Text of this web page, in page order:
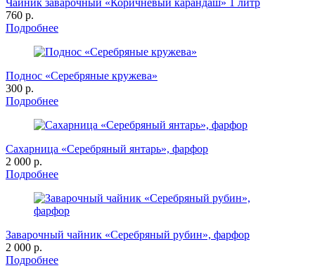
Чайник заварочный «Коричневый карандаш» 1 литр
760 р.
Подробнее
Поднос «Серебряные кружева»
300 р.
Подробнее
Сахарница «Серебряный янтарь», фарфор
2 000 р.
Подробнее
Заварочный чайник «Серебряный рубин», фарфор
2 000 р.
Подробнее